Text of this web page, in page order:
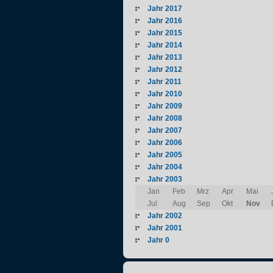
Jahr 2017
Jahr 2016
Jahr 2015
Jahr 2014
Jahr 2013
Jahr 2012
Jahr 2011
Jahr 2010
Jahr 2009
Jahr 2008
Jahr 2007
Jahr 2006
Jahr 2005
Jahr 2004
Jahr 2003
Jan
Feb Mrz Apr Mai
Jul
Aug Sep Okt Nov
Jahr 2002
Jahr 2001
Jahr 0